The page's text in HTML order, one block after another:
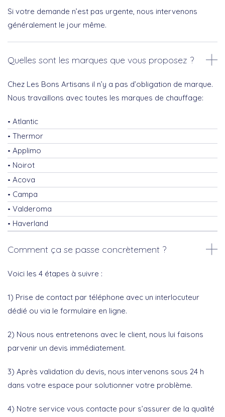
Si votre demande n’est pas urgente, nous intervenons
généralement le jour même.
Quelles sont les marques que vous proposez ?
Chez Les Bons Artisans il n’y a pas d’obligation de marque.
Nous travaillons avec toutes les marques de chauffage:
Atlantic
Thermor
Applimo
Noirot
Acova
Campa
Valderoma
Haverland
Comment ça se passe concrètement ?
Voici les 4 étapes à suivre :
1) Prise de contact par téléphone avec un interlocuteur
dédié ou via le formulaire en ligne.
2) Nous nous entretenons avec le client, nous lui faisons
parvenir un devis immédiatement.
3) Après validation du devis, nous intervenons sous 24 h
dans votre espace pour solutionner votre problème.
4) Notre service vous contacte pour s’assurer de la qualité